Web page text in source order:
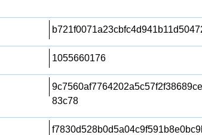
1055660176
83c78